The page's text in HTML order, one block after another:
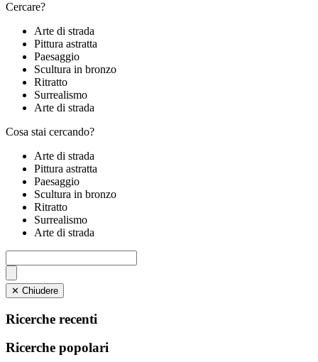
Cercare?
Arte di strada
Pittura astratta
Paesaggio
Scultura in bronzo
Ritratto
Surrealismo
Arte di strada
Cosa stai cercando?
Arte di strada
Pittura astratta
Paesaggio
Scultura in bronzo
Ritratto
Surrealismo
Arte di strada
✕ Chiudere
Ricerche recenti
Ricerche popolari